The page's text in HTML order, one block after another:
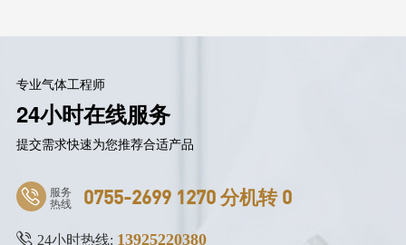
专业气体工程师
24小时在线服务
提交需求快速为您推荐合适产品
服务
热线 0755-2699 1270 分机转 0
24小时热线: 13925220380